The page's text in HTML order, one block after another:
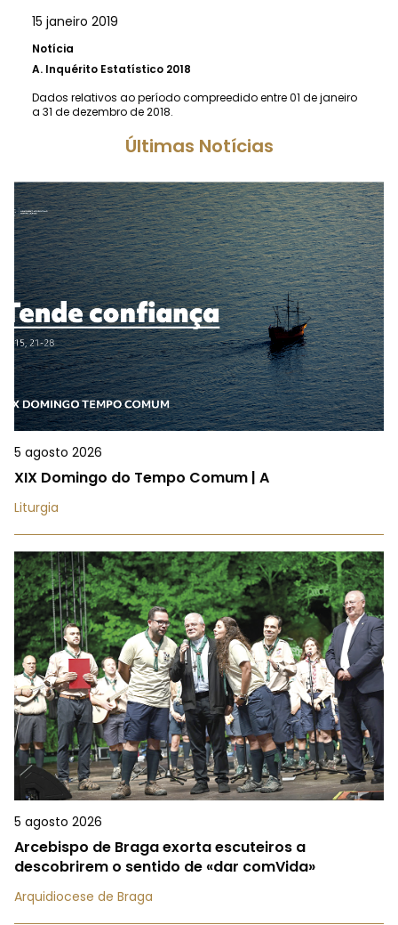
15 janeiro 2019
Notícia
A. Inquérito Estatístico 2018
Dados relativos ao período compreedido entre 01 de janeiro
a 31 de dezembro de 2018.
Últimas Notícias
5 agosto 2026
XIX Domingo do Tempo Comum | A
Liturgia
5 agosto 2026
Arcebispo de Braga exorta escuteiros a
descobrirem o sentido de «dar comVida»
Arquidiocese de Braga